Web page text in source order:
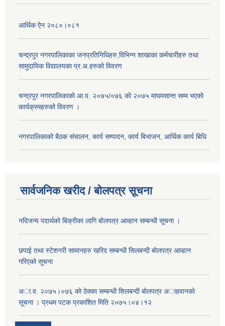
आर्थिक ऐन २०८०।०८१
चन्द्रपुर नगरपालिकाका जनप्रतिनिधिहरु,विभिन्न शाखाका कर्मचारीहरु तथा
सामुदायिक विद्यालयका प्र.अ.हरुको विवरण
चन्द्रपुर नगरपालिकाको आ.व. २०७५/०७६ को २०७५ माघमसान्त सम्म भएको
कार्यक्रमहरुको विवरण ।
नगरपालिकाको बैठक संचालन, कार्य सम्पादन, कार्य बिभाजन, आर्थिक कार्य बिधि
सार्वजनिक खरीद / बोलपत्र सूचना
नदिजन्य पदार्थको बिक्रीका लागि बोलपत्र आव्हान सम्बन्धी सूचना ।
छपाई तथा स्टेशनरी सामानहरु खरिद सम्बन्धी सिलबन्दी बोलपत्र आव्हान
गरिएको सूचना
अा.व. २०७५।०७६ काे ठेक्का सम्बन्धी शिलबन्दी बाेलपत्र अाहवानकाे
सूचना । प्रथम पटक प्रकाशित मिति २०७५।०४।१२